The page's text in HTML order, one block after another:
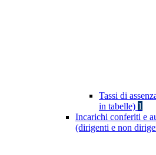
Tassi di
in tabelle) 1
Incarichi conferiti e
(dirigenti e non